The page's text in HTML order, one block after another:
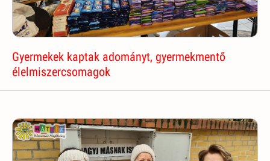
Gyermekek kaptak adományt, gyermekmentő
élelmiszercsomagok